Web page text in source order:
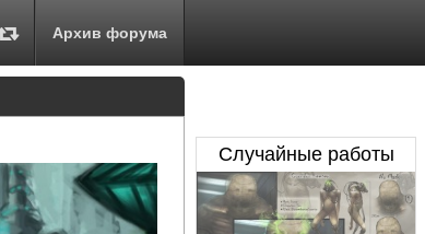
Архив форума
Случайные работы